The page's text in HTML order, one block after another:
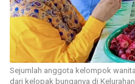
Sejumlah anggota kelompok
dari kelopak bunganya di